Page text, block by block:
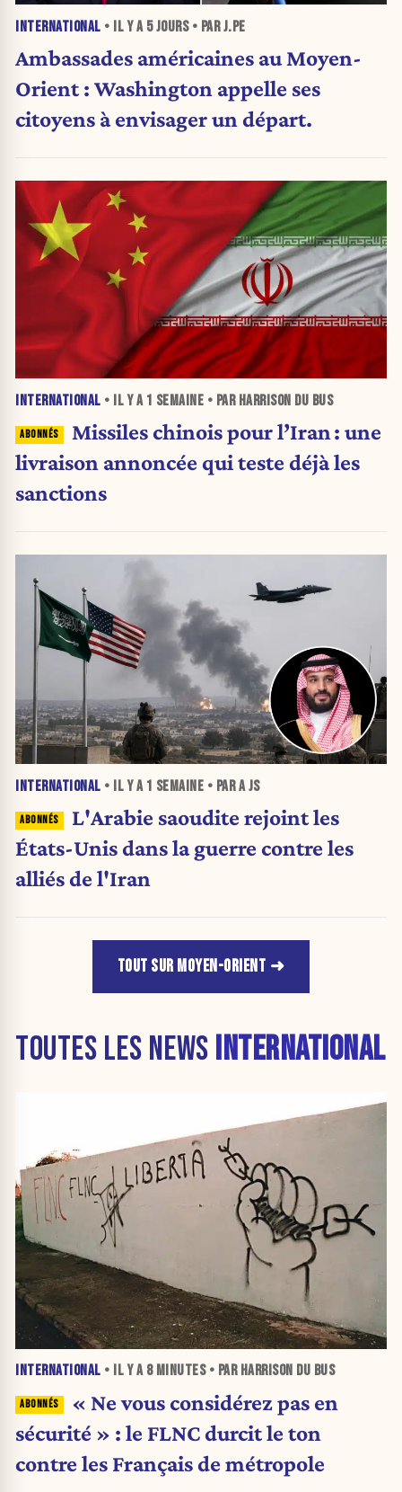
INTERNATIONAL • IL Y A 5 JOURS• PAR J.PE
Ambassades américaines au Moyen-
Orient : Washington appelle ses
citoyens à envisager un départ.
INTERNATIONAL • IL Y A 1 SEMAINE • PAR HARRISON DU BUS
Missiles chinois pour l’Iran : une
livraison annoncée qui teste déjà les
sanctions
INTERNATIONAL • IL Y A 1 SEMAINE • PAR A JS
L'Arabie saoudite rejoint les
États-Unis dans la guerre contre les
alliés de l'Iran
TOUT SUR MOYEN-ORIENT
TOUTES LES NEWS INTERNATIONAL
INTERNATIONAL • IL Y A 8 MINUTES• PAR HARRISON DU BUS
« Ne vous considérez pas en
sécurité » : le FLNC durcit le ton
contre les Français de métropole